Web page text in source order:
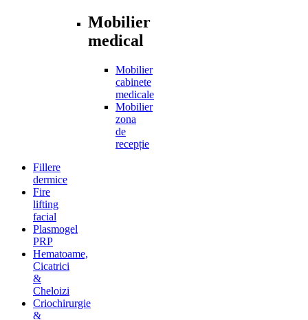
Mobilier
medical
Mobilier
cabinete
medicale
Mobilier
zona
de
recepție
Fillere
dermice
Fire
lifting
facial
Plasmogel
PRP
Hematoame,
Cicatrici
&
Cheloizi
Criochirurgie
&